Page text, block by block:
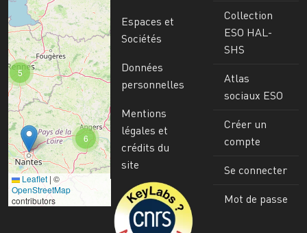
6
5
Leaflet | ©
OpenStreetMap
contributors
Espaces et
Sociétés
Données
personnelles
Mentions
légales et
crédits du
site
Image
Collection
ESO HAL-
SHS
Atlas
sociaux ESO
Créer un
compte
Se connecter
Mot de passe